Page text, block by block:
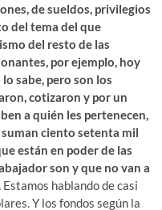
de sueldos, privilegios
del tema del que
del resto de las
por ejemplo, hoy
sabe, pero son los
cotizaron y por un
a quién les pertenecen,
ciento setenta mil
están en poder de las
son y que no van a
Estamos hablando de casi
Y los fondos según la